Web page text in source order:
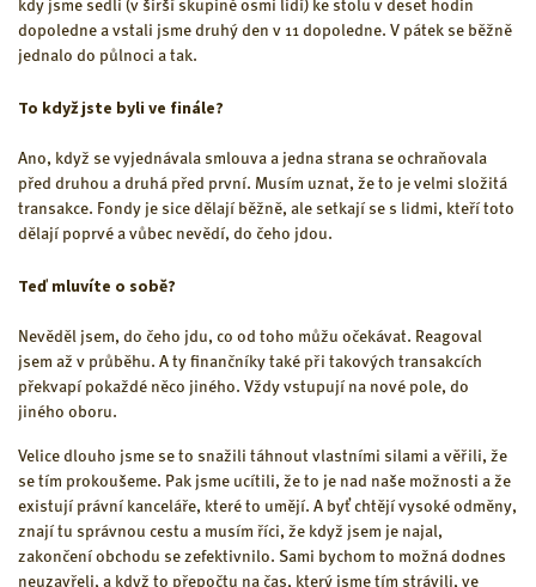
kdy jsme sedli (v širší skupině osmi lidí) ke stolu v deset hodin
dopoledne a vstali jsme druhý den v 11 dopoledne. V pátek se běžně
jednalo do půlnoci a tak.
To když jste byli ve finále?
Ano, když se vyjednávala smlouva a jedna strana se ochraňovala
před druhou a druhá před první. Musím uznat, že to je velmi složitá
transakce. Fondy je sice dělají běžně, ale setkají se s lidmi, kteří toto
dělají poprvé a vůbec nevědí, do čeho jdou.
Teď mluvíte o sobě?
Nevěděl jsem, do čeho jdu, co od toho můžu očekávat. Reagoval
jsem až v průběhu. A ty finančníky také při takových transakcích
překvapí pokaždé něco jiného. Vždy vstupují na nové pole, do
jiného oboru.
Velice dlouho jsme se to snažili táhnout vlastními silami a věřili, že
se tím prokoušeme. Pak jsme ucítili, že to je nad naše možnosti a že
existují právní kanceláře, které to umějí. A byť chtějí vysoké odměny,
znají tu správnou cestu a musím říci, že když jsem je najal,
zakončení obchodu se zefektivnilo. Sami bychom to možná dodnes
neuzavřeli, a když to přepočtu na čas, který jsme tím strávili, ve